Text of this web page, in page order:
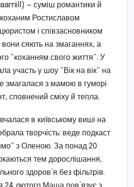
— суміш романтики й
Ростиславом
і співзасновником
вони сяють на змаганнях, а
“коханням свого життя”. У
участь у шоу “Вік на вік” на
змагалася з мамою в гуморі
сповнений сміху й тепла.
в київському виші на
творчість: веде подкаст
з Оленою. За понад 20
тем дорослішання,
здоров’я без фільтрів.